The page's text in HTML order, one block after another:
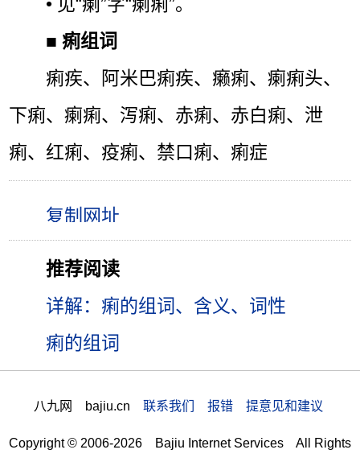
■痢组词
痢疾、阿米巴痢疾、癞痢、瘌痢头、
下痢、瘌痢、泻痢、赤痢、赤白痢、泄
痢、红痢、疫痢、禁口痢、痢症
推荐阅读
详解：痢的组词、含义、词性
痢的组词
八九网 bajiu.cn 联系我们 报错 提意见和建议
Copyright © 2006-2026 Bajiu Internet Services All Rights